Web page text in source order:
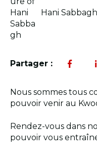
Hani Sabbagh
Partager :
Nous sommes tous
pouvoir venir au
Rendez-vous dans
pouvoir vous